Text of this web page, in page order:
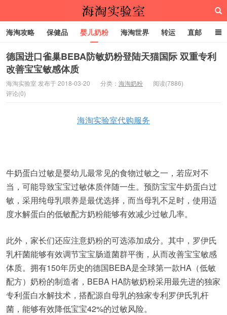
海淘实验室
海淘攻略 保健品 婴儿奶粉 海淘世界 转运 直邮
代购服务
德国进口雀巢BEBA防敏奶粉登陆天猫国际 双重专利
改善宝宝敏感体质
海淘实验室 发布于 2018-03-20 分类： 海淘奶粉
阅读(7886)
评论(0)
海淘实验室代购服务
牛奶蛋白过敏是婴幼儿最常见的食物过敏之一，若应对不
当，可能导致宝宝过敏体质伴随一生。预防宝宝牛奶蛋白过
敏，采用纯母乳喂养是最优选择，而当母乳不足时，使用适
度水解蛋白的低敏配方奶粉能够有效减少过敏几率。
此外，家长们还应注意奶粉的可选添加成分。其中，罗伊氏
乳杆菌能够有效调节宝宝肠道菌群平衡，从而改善宝宝敏感
体质。拥有150年历史的德国BEBA是全球第一款HA（低敏
配方）奶粉的制造者，BEBA HA防敏奶粉采用最先进的独家
专利蛋白水解技术，搭配源自母乳的独家专利罗伊氏乳杆
菌，能够有效降低宝宝42%的过敏风险。